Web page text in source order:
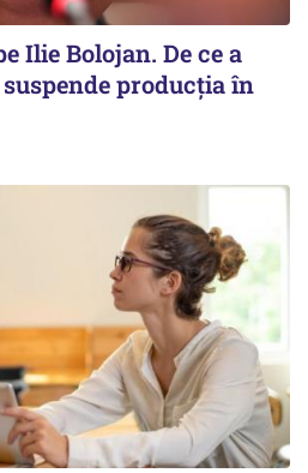
Ilie Bolojan. De ce a
producția în